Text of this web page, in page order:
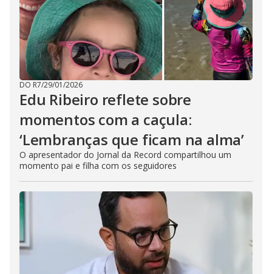
DO R7/29/01/2026
Edu Ribeiro reflete sobre
momentos com a caçula:
‘Lembranças que ficam na alma’
O apresentador do Jornal da Record compartilhou um
momento pai e filha com os seguidores